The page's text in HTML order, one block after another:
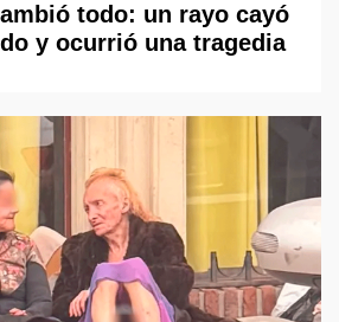
todo: un rayo cayó
y ocurrió una tragedia